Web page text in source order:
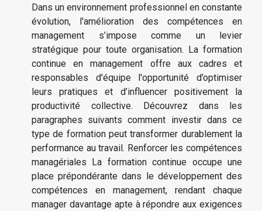
Dans un environnement professionnel en constante
évolution, l'amélioration des compétences en
management s’impose comme un levier
stratégique pour toute organisation. La formation
continue en management offre aux cadres et
responsables d'équipe l'opportunité d’optimiser
leurs pratiques et d’influencer positivement la
productivité collective. Découvrez dans les
paragraphes suivants comment investir dans ce
type de formation peut transformer durablement la
performance au travail. Renforcer les compétences
managériales La formation continue occupe une
place prépondérante dans le développement des
compétences en management, rendant chaque
manager davantage apte à répondre aux exigences